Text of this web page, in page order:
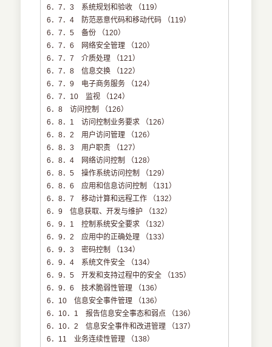
6．7．3 系统规划和验收 （119）
6．7．4 防范恶意代码和移动代码 （119）
6．7．5 备份 （120）
6．7．6 网络安全管理 （120）
6．7．7 介质处理 （121）
6．7．8 信息交换 （122）
6．7．9 电子商务服务 （124）
6．7．10 监视 （124）
6．8 访问控制 （126）
6．8．1 访问控制业务要求 （126）
6．8．2 用户访问管理 （126）
6．8．3 用户职责 （127）
6．8．4 网络访问控制 （128）
6．8．5 操作系统访问控制 （129）
6．8．6 应用和信息访问控制 （131）
6．8．7 移动计算和远程工作 （132）
6．9 信息获取、开发与维护 （132）
6．9．1 控制系统安全要求 （132）
6．9．2 应用中的正确处理 （133）
6．9．3 密码控制 （134）
6．9．4 系统文件安全 （134）
6．9．5 开发和支持过程中的安全 （135）
6．9．6 技术脆弱性管理 （136）
6．10 信息安全事件管理 （136）
6．10．1 报告信息安全事态和弱点 （136）
6．10．2 信息安全事件和改进管理 （137）
6．11 业务连续性管理 （138）